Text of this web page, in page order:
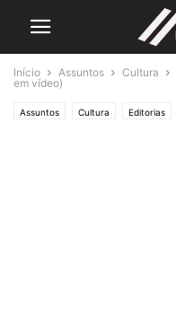
Início Assuntos Cultura
em vídeo)
Assuntos Cultura Editorias